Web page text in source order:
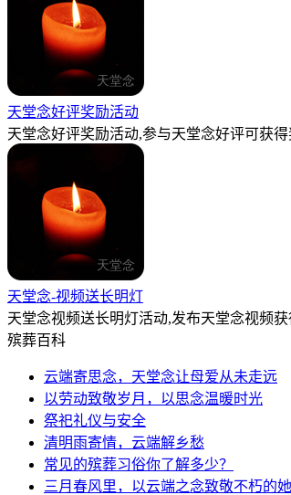
天堂念好评奖励活动
天堂念好评奖励活动,参与天堂念好评可获
天堂念-视频送长明灯
天堂念视频送长明灯活动,发布天堂念视频
殡葬百科
云端寄思念，天堂念让母爱从未走远
以劳动致敬岁月，以思念温暖时光
祭祀礼仪与安全
清明雨寄情，云端解乡愁
常见的殡葬习俗你了解多少？
三月春风里，以云端之念致敬不朽的她